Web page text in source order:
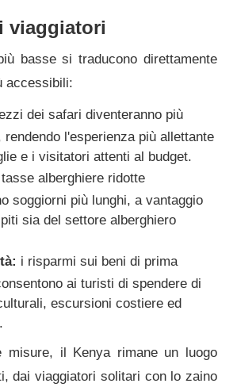
viaggiatori
basse si traducono direttamente
accessibili:
dei safari diventeranno più
l'esperienza più allettante
e i visitatori attenti al budget.
alberghiere ridotte
soggiorni più lunghi, a vantaggio
sia del settore alberghiero
i risparmi sui beni di prima
ai turisti di spendere di
escursioni costiere ed
misure, il Kenya rimane un luogo
dai viaggiatori solitari con lo zaino